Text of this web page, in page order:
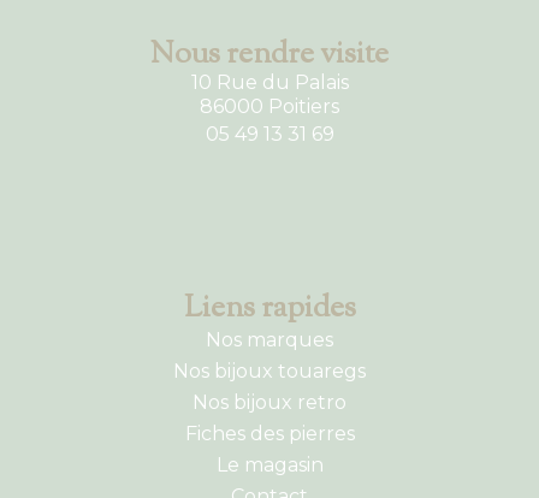
Nous rendre visite
10 Rue du Palais
86000 Poitiers
05 49 13 31 69
Liens rapides
Nos marques
Nos bijoux touaregs
Nos bijoux retro
Fiches des pierres
Le magasin